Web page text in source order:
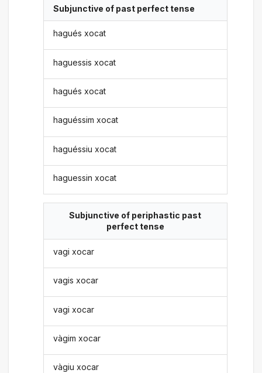
Subjunctive of past perfect tense
hagués xocat
haguessis xocat
hagués xocat
haguéssim xocat
haguéssiu xocat
haguessin xocat
Subjunctive of periphastic past
perfect tense
vagi xocar
vagis xocar
vagi xocar
vàgim xocar
vàgiu xocar